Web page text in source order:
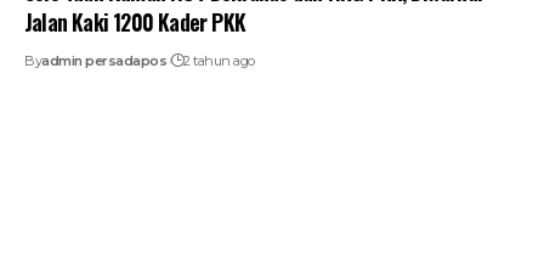
Jalan Kaki 1200 Kader PKK
Byadmin persadapos 2 tahun ago